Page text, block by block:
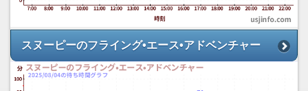
スヌーピーのフライング•エース•アドベンチャー